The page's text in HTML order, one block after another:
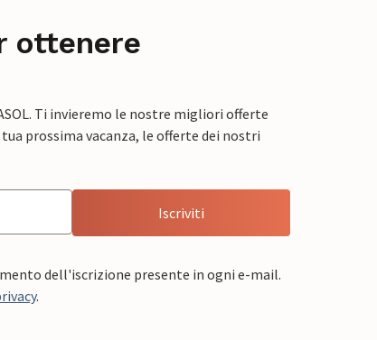
ottenere
Ti invieremo le nostre migliori offerte
prossima vacanza, le offerte dei nostri
Iscriviti
dell'iscrizione presente in ogni e-mail.
.